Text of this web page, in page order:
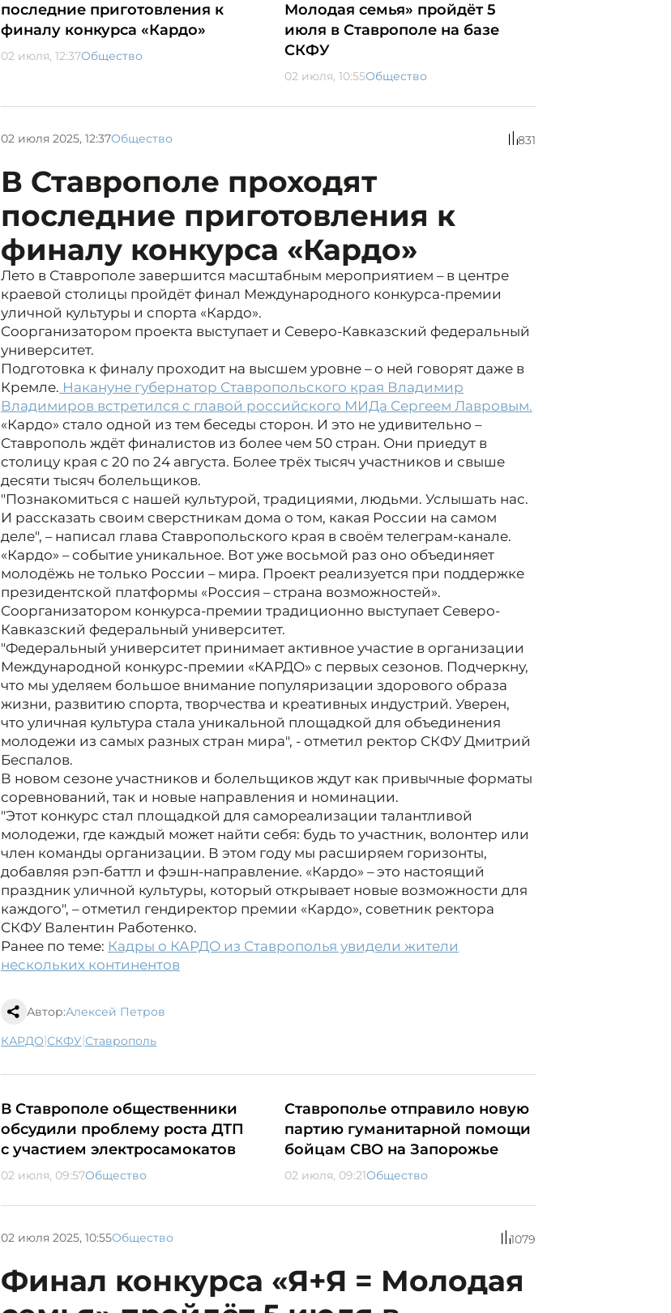
последние приготовления к
финалу конкурса «Кардо»
02 июля, 12:37Общество
Молодая семья» пройдёт 5
июля в Ставрополе на базе
СКФУ
02 июля, 10:55Общество
02 июля 2025, 12:37Общество 831
В Ставрополе проходят
последние приготовления к
финалу конкурса «Кардо»
Лето в Ставрополе завершится масштабным мероприятием – в центре
краевой столицы пройдёт финал Международного конкурса-премии
уличной культуры и спорта «Кардо».
Соорганизатором проекта выступает и Северо-Кавказский федеральный
университет.
Подготовка к финалу проходит на высшем уровне – о ней говорят даже в
Кремле. Накануне губернатор Ставропольского края Владимир
Владимиров встретился с главой российского МИДа Сергеем Лавровым.
«Кардо» стало одной из тем беседы сторон. И это не удивительно –
Ставрополь ждёт финалистов из более чем 50 стран. Они приедут в
столицу края с 20 по 24 августа. Более трёх тысяч участников и свыше
десяти тысяч болельщиков.
"Познакомиться с нашей культурой, традициями, людьми. Услышать нас.
И рассказать своим сверстникам дома о том, какая России на самом
деле", – написал глава Ставропольского края в своём телеграм-канале.
«Кардо» – событие уникальное. Вот уже восьмой раз оно объединяет
молодёжь не только России – мира. Проект реализуется при поддержке
президентской платформы «Россия – страна возможностей».
Соорганизатором конкурса-премии традиционно выступает Северо-
Кавказский федеральный университет.
"Федеральный университет принимает активное участие в организации
Международной конкурс-премии «КАРДО» с первых сезонов. Подчеркну,
что мы уделяем большое внимание популяризации здорового образа
жизни, развитию спорта, творчества и креативных индустрий. Уверен,
что уличная культура стала уникальной площадкой для объединения
молодежи из самых разных стран мира", - отметил ректор СКФУ Дмитрий
Беспалов.
В новом сезоне участников и болельщиков ждут как привычные форматы
соревнований, так и новые направления и номинации.
"Этот конкурс стал площадкой для самореализации талантливой
молодежи, где каждый может найти себя: будь то участник, волонтер или
член команды организации. В этом году мы расширяем горизонты,
добавляя рэп-баттл и фэшн-направление. «Кардо» – это настоящий
праздник уличной культуры, который открывает новые возможности для
каждого", – отметил гендиректор премии «Кардо», советник ректора
СКФУ Валентин Работенко.
Ранее по теме: Кадры о КАРДО из Ставрополья увидели жители
нескольких континентов
Автор:Алексей Петров
КАРДО| СКФУ| Ставрополь
В Ставрополе общественники
обсудили проблему роста ДТП
с участием электросамокатов
02 июля, 09:57Общество
Ставрополье отправило новую
партию гуманитарной помощи
бойцам СВО на Запорожье
02 июля, 09:21Общество
02 июля 2025, 10:55Общество 1079
Финал конкурса «Я+Я = Молодая